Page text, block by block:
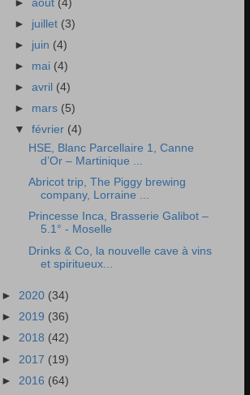
►août (4)
► juillet (3)
► juin (4)
► mai (4)
►avril (4)
► mars (5)
▼février (4)
HSE, Blanc Parcellaire 1, Canne
d’Or – Martinique ...
Abricot trip, The Piggy brewing
company, Lorraine ...
Princesse Inca, Brasserie Galibot –
5.1° - Moselle
Drinks & Co, la nouvelle cave à vins
et spiritueux...
► 2020 (34)
► 2019 (36)
► 2018 (42)
► 2017 (19)
► 2016 (64)